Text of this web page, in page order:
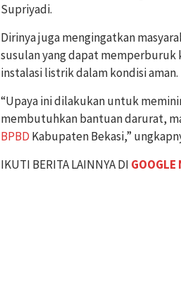
Supriyadi.
Dirinya juga mengingatkan
susulan yang dapat
instalasi listrik dalam kondisi aman.
“Upaya ini dilakukan untuk
membutuhkan bantuan darurat,
BPBD Kabupaten Bekasi,”
IKUTI BERITA LAINNYA DI GOOGLE